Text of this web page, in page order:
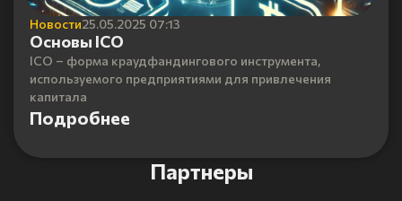
Новости25.05.2025 07:13
Основы ICO
ICO – форма краудфандингового инструмента,
используемого предприятиями для привлечения
капитала
Подробнее
Партнеры